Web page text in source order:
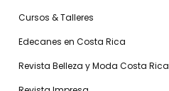
Cursos & Talleres
Edecanes en Costa Rica
Revista Belleza y Moda Costa Rica